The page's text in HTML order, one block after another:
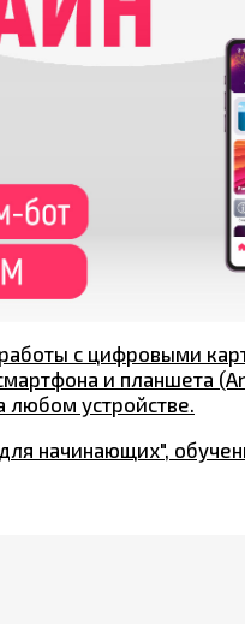
с цифровыми
и планшета
любом устройстве.
начинающих",